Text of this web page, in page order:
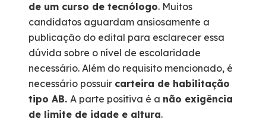
de um curso de tecnólogo. Muitos
candidatos aguardam ansiosamente a
publicação do edital para esclarecer essa
dúvida sobre o nível de escolaridade
necessário. Além do requisito mencionado, é
necessário possuir carteira de habilitação
tipo AB. A parte positiva é a não exigência
de limite de idade e altura.